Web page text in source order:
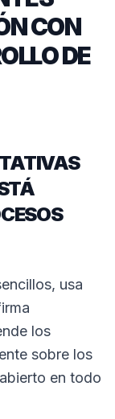
CON
DE
usa
los
sobre los
en todo